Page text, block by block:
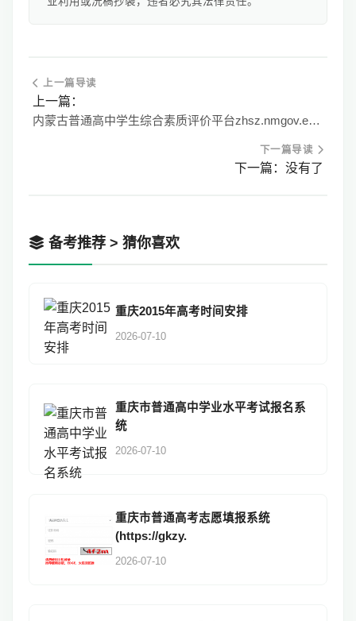
上一篇导读
上一篇：
内蒙古普通高中学生综合素质评价平台zhsz.nmgov.edu.cn
下一篇导读
下一篇：没有了
备考推荐 > 猜你喜欢
重庆2015年高考时间安排
2026-07-10
重庆市普通高中学业水平考试报名系
统
2026-07-10
重庆市普通高考志愿填报系统
(https://gkzy.
2026-07-10